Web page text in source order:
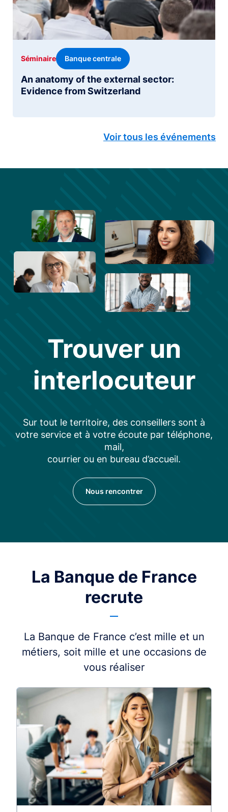
An anatomy of the external sector:
Evidence from Switzerland
Séminaire Banque centrale
Voir tous les événements
Trouver un
interlocuteur
Sur tout le territoire, des conseillers sont à
votre service et à votre écoute par téléphone,
mail,
courrier ou en bureau d’accueil.
Nous rencontrer
La Banque de France
recrute
La Banque de France c’est mille et un
métiers, soit mille et une occasions de
vous réaliser